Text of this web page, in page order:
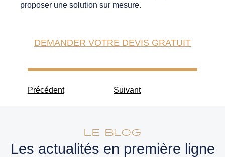
proposer une solution sur mesure.
DEMANDER VOTRE DEVIS GRATUIT
Précédent Suivant
LE BLOG
Les actualités en première ligne